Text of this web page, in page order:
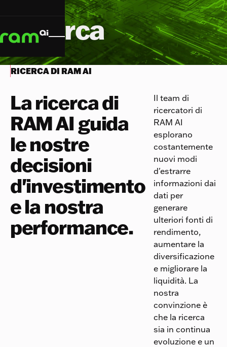
Ricerca
RICERCA DI RAM AI
La ricerca di
RAM AI guida
le nostre
decisioni
d'investimento
e la nostra
performance.
Il team di
ricercatori di
RAM AI
esplorano
costantemente
nuovi modi
d'estrarre
informazioni dai
dati per
generare
ulteriori fonti di
rendimento,
aumentare la
diversificazione
e migliorare la
liquidità. La
nostra
convinzione è
che la ricerca
sia in continua
evoluzione e un